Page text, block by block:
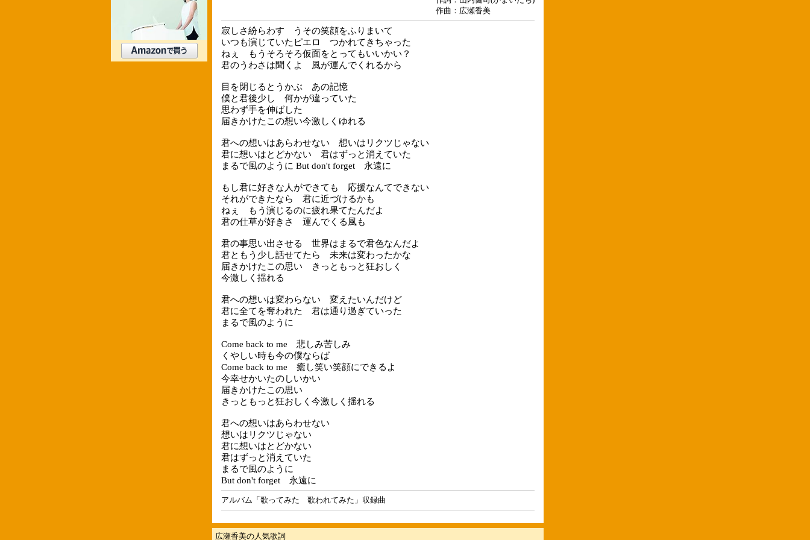
作曲：広瀬香美
寂しさ紛らわす うその笑顔をふりまいて
いつも演じていたピエロ つかれてきちゃった
ねぇ もうそろそろ仮面をとってもいいかい？
君のうわさは聞くよ 風が運んでくれるから
目を閉じるとうかぶ あの記憶
僕と君後少し 何かが違っていた
思わず手を伸ばした
届きかけたこの想い今激しくゆれる
君への想いはあらわせない 想いはリクツじゃない
君に想いはとどかない 君はずっと消えていた
まるで風のように But don't forget 永遠に
もし君に好きな人ができても 応援なんてできない
それができたなら 君に近づけるかも
ねぇ もう演じるのに疲れ果てたんだよ
君の仕草が好きさ 運んでくる風も
君の事思い出させる 世界はまるで君色なんだよ
君ともう少し話せてたら 未来は変わったかな
届きかけたこの思い きっともっと狂おしく
今激しく揺れる
君への想いは変わらない 変えたいんだけど
君に全てを奪われた 君は通り過ぎていった
まるで風のように
Come back to me 悲しみ苦しみ
くやしい時も今の僕ならば
Come back to me 癒し笑い笑顔にできるよ
今幸せかいたのしいかい
届きかけたこの思い
きっともっと狂おしく今激しく揺れる
君への想いはあらわせない
想いはリクツじゃない
君に想いはとどかない
君はずっと消えていた
まるで風のように
But don't forget 永遠に
アルバム「歌ってみた 歌われてみた」収録曲
広瀬香美の人気歌詞